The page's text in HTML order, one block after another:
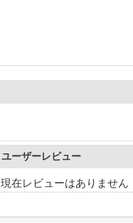
ユーザーレビュー
現在レビューはありません